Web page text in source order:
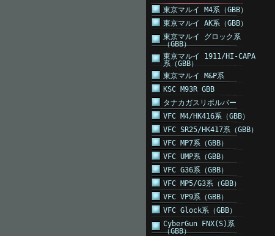
東京マルイ M4系（GBB）
東京マルイ AK系（GBB）
東京マルイ グロック系
（GBB）
東京マルイ 1911/HI-CAPA
系（GBB）
東京マルイ M&P系
KSC M93R GBB
タナカガスリボルバー
VFC M4/HK416系（GBB）
VFC SR25/HK417系（GBB）
VFC MP7系（GBB）
VFC UMP系（GBB）
VFC G36系（GBB）
VFC MP5/G3系（GBB）
VFC VP9系（GBB）
VFC Glock系（GBB）
CyberGun FNX(S)系
（GBB）